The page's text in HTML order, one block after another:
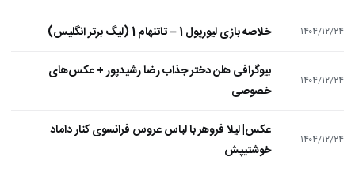
۱۴۰۴/۱۲/۲۴ خلاصه بازی لیورپول 1 – تاتنهام 1 (لیگ برتر انگلیس)
۱۴۰۴/۱۲/۲۴
بیوگرافی هلن دختر جذاب رضا رشیدپور + عکس‌های
خصوصی
۱۴۰۴/۱۲/۲۴
عکس| لیلا فروهر با لباس عروس فرانسوی کنار داماد
خوشتیپش